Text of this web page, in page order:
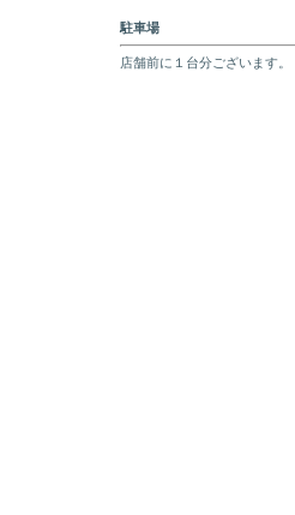
駐車場
店舗前に１台分ございます。